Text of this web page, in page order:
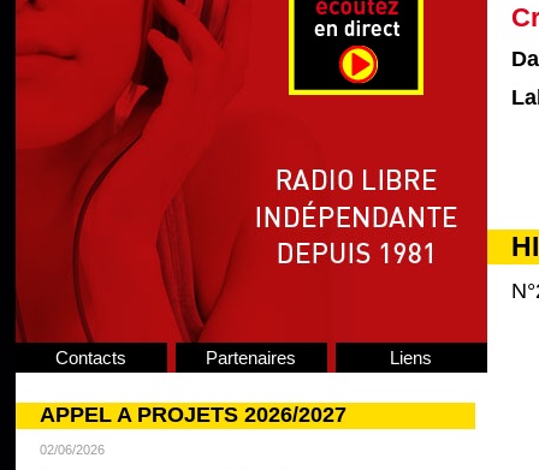
Contacts Partenaires Liens
APPEL A PROJETS 2026/2027
02/06/2026